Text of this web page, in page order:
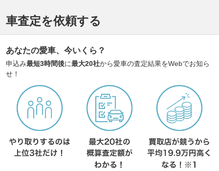
車査定を依頼する
あなたの愛車、今いくら？
申込み最短3時間後に最大20社から愛車の査定結果をWebでお知ら
せ！